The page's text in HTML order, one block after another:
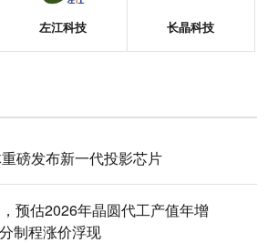
左江科技 长晶科技
磅发布新一代投影芯片
预估2026年晶圆代工产值年增
制程涨价浮现